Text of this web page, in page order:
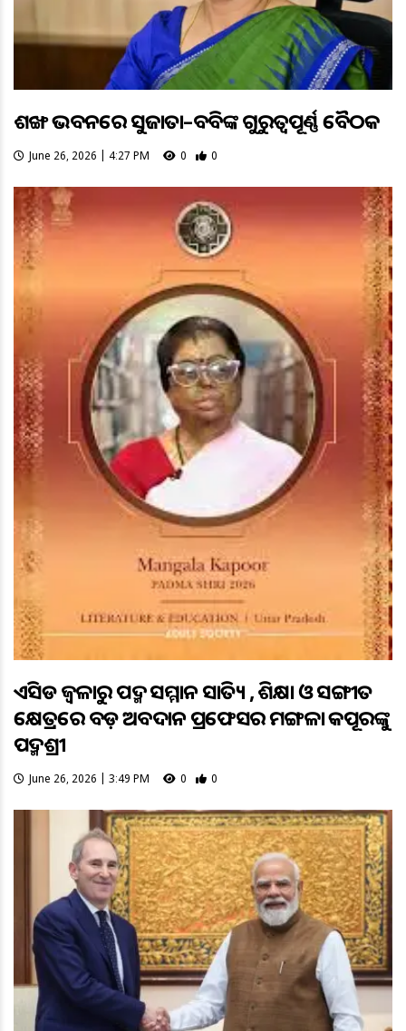
ଶଙ୍ଖ ଭବନରେ ସୁଜାତା–ବବିଙ୍କ ଗୁରୁତ୍ବପୂର୍ଣ୍ଣ ବୈଠକ
June 26, 2026 | 4:27 PM 0 0
ଏସିଡ ଜ୍ବଳାରୁ ପଦ୍ମ ସମ୍ମାନ ସାହିତ୍ୟ , ଶିକ୍ଷା ଓ ସଙ୍ଗୀତ
କ୍ଷେତ୍ରରେ ବଡ଼ ଅବଦାନ ପ୍ରଫେସର ମଙ୍ଗଳା କପୂରଙ୍କୁ
ପଦ୍ମଶ୍ରୀ
June 26, 2026 | 3:49 PM 0 0